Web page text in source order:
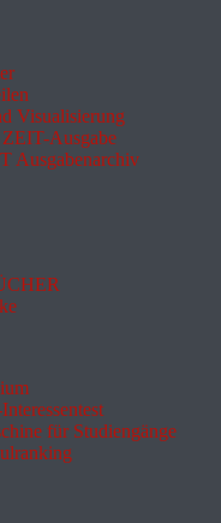
Visualisierung
Ausgabe
Ausgabenarchiv
für Studiengänge